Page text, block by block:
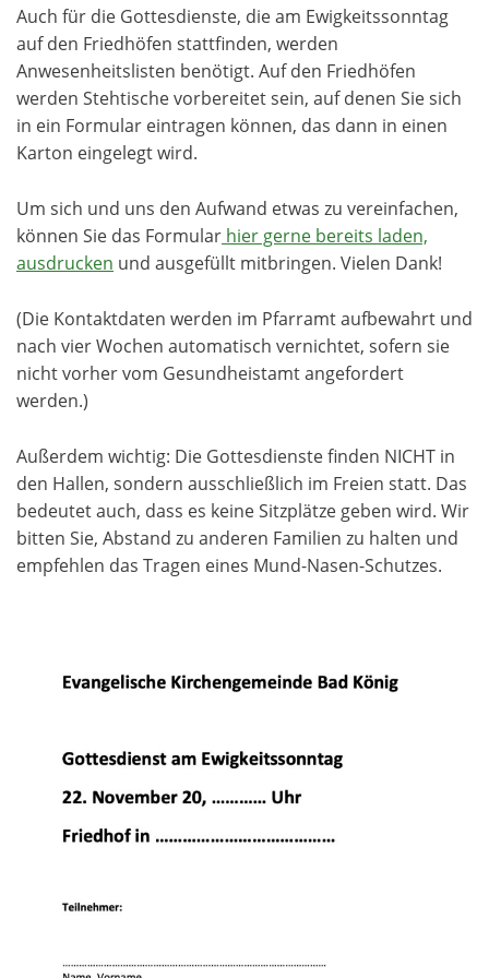
Auch für die Gottesdienste, die am Ewigkeitssonntag
auf den Friedhöfen stattfinden, werden
Anwesenheitslisten benötigt. Auf den Friedhöfen
werden Stehtische vorbereitet sein, auf denen Sie sich
in ein Formular eintragen können, das dann in einen
Karton eingelegt wird.
Um sich und uns den Aufwand etwas zu vereinfachen,
können Sie das Formular hier gerne bereits laden,
ausdrucken und ausgefüllt mitbringen. Vielen Dank!
(Die Kontaktdaten werden im Pfarramt aufbewahrt und
nach vier Wochen automatisch vernichtet, sofern sie
nicht vorher vom Gesundheistamt angefordert
werden.)
Außerdem wichtig: Die Gottesdienste finden NICHT in
den Hallen, sondern ausschließlich im Freien statt. Das
bedeutet auch, dass es keine Sitzplätze geben wird. Wir
bitten Sie, Abstand zu anderen Familien zu halten und
empfehlen das Tragen eines Mund-Nasen-Schutzes.